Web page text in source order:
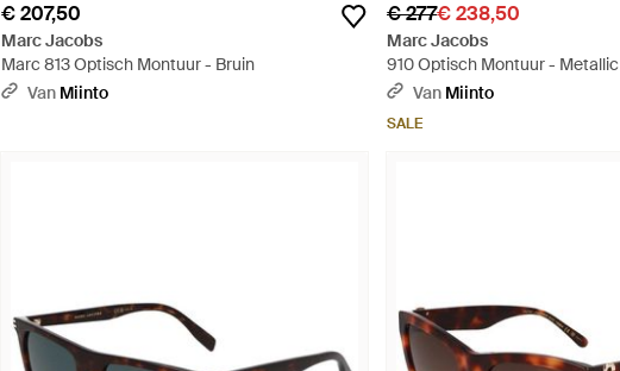
€ 207,50
Marc Jacobs
Marc 813 Optisch Montuur - Bruin
Van Miinto
€ 277€ 238,50
Marc Jacobs
910 Optisch Montuur - Metallic
Van Miinto
SALE